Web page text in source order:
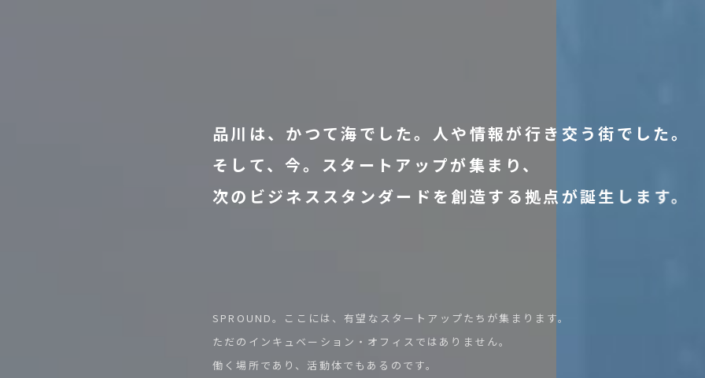
品川 は、 かつて海で し た。人や情報が行 き 交 う街で し た。
そ し て、今。 ス タ ー ト ア ッ プが集 ま り、
次の ビジネ ス ス タ ンダー ド を 創造す る拠点 が誕生 し ま す。
SPROUND。ここには、有望なスタートアップたちが集まります。
ただのインキュベーション・オフィスではありません。
働く場所であり、活動体でもあるのです。